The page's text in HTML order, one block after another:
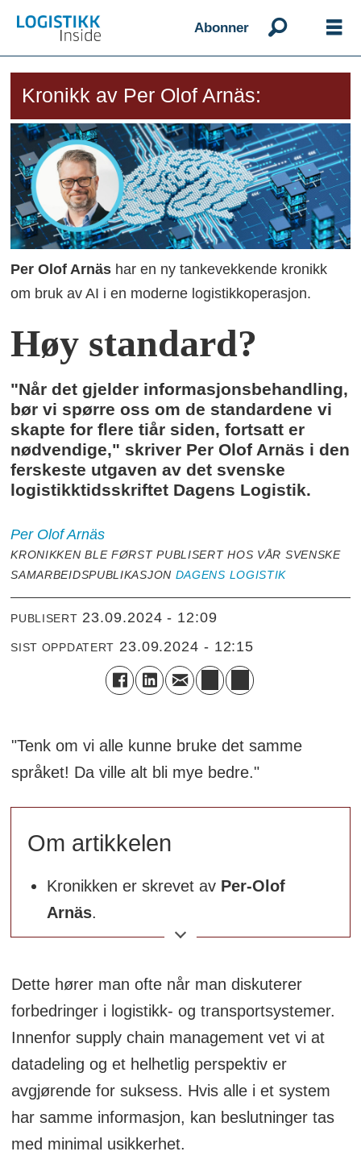
Abonner
Kronikk av Per Olof Arnäs:
Per Olof Arnäs har en ny tankevekkende kronikk
om bruk av AI i en moderne logistikkoperasjon.
Høy standard?
"Når det gjelder informasjonsbehandling,
bør vi spørre oss om de standardene vi
skapte for flere tiår siden, fortsatt er
nødvendige," skriver Per Olof Arnäs i den
ferskeste utgaven av det svenske
logistikktidsskriftet Dagens Logistik.
Per Olof Arnäs
KRONIKKEN BLE FØRST PUBLISERT HOS VÅR SVENSKE
SAMARBEIDSPUBLIKASJON DAGENS LOGISTIK
PUBLISERT 23.09.2024 - 12:09
SIST OPPDATERT 23.09.2024 - 12:15
"Tenk om vi alle kunne bruke det samme
språket! Da ville alt bli mye bedre."
Om artikkelen
Kronikken er skrevet av Per-Olof
Arnäs.
seniorrådgiver som hjelper bedrifter
med å forstå og møte ny teknologi. Han
har bakgrunn fra både næringslivet og
akademia, og har siden 2014 også
drevet Logistikpodden, som nå går inn i
sitt tiende og siste år.
Den ble først publisert hos Logistikk
Dette hører man ofte når man diskuterer
forbedringer i logistikk- og transportsystemer.
Innenfor supply chain management vet vi at
datadeling og et helhetlig perspektiv er
avgjørende for suksess. Hvis alle i et system
har samme informasjon, kan beslutninger tas
med minimal usikkerhet.